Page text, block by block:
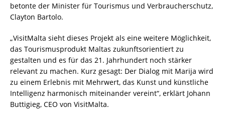
betonte der Minister für Tourismus und Verbraucherschutz,
Clayton Bartolo.
„VisitMalta sieht dieses Projekt als eine weitere Möglichkeit,
das Tourismusprodukt Maltas zukunftsorientiert zu
gestalten und es für das 21. Jahrhundert noch stärker
relevant zu machen. Kurz gesagt: Der Dialog mit Marija wird
zu einem Erlebnis mit Mehrwert, das Kunst und künstliche
Intelligenz harmonisch miteinander vereint“, erklärt Johann
Buttigieg, CEO von VisitMalta.